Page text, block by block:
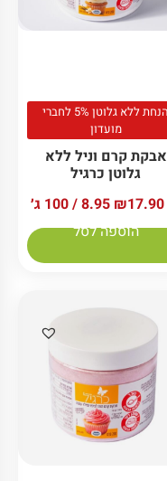
הנחת ללא גלוטן 5% לחברי
מועדון
אבקת קרם וניל ללא
גלוטן כרגיל
17.90
8.95 ₪
/ 100 ג׳
הוספה לסל